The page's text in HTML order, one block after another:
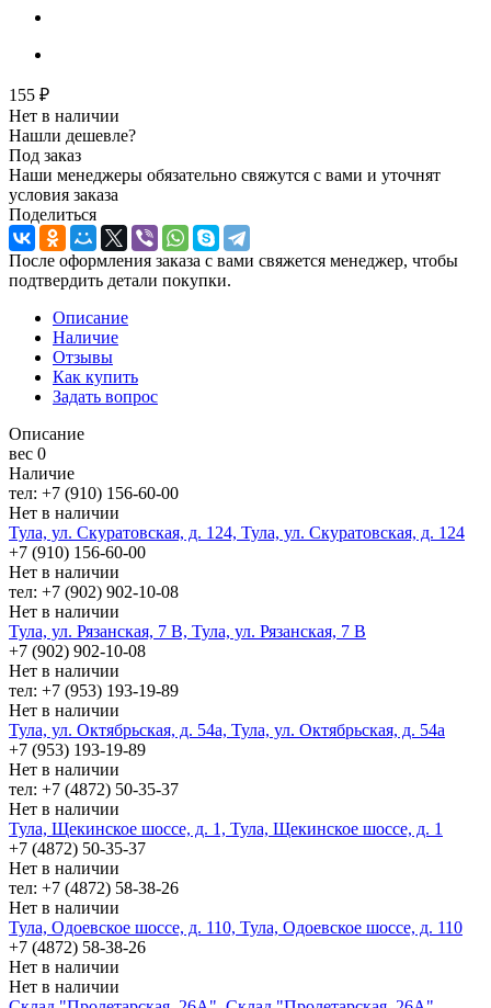
155 ₽
Нет в наличии
Нашли дешевле?
Под заказ
Наши менеджеры обязательно свяжутся с вами и уточнят
условия заказа
Поделиться
После оформления заказа с вами свяжется менеджер, чтобы
подтвердить детали покупки.
Описание
Наличие
Отзывы
Как купить
Задать вопрос
Описание
вес 0
Наличие
тел: +7 (910) 156-60-00
Нет в наличии
Тула, ул. Скуратовская, д. 124, Тула, ул. Скуратовская, д. 124
+7 (910) 156-60-00
Нет в наличии
тел: +7 (902) 902-10-08
Нет в наличии
Тула, ул. Рязанская, 7 В, Тула, ул. Рязанская, 7 В
+7 (902) 902-10-08
Нет в наличии
тел: +7 (953) 193-19-89
Нет в наличии
Тула, ул. Октябрьская, д. 54а, Тула, ул. Октябрьская, д. 54а
+7 (953) 193-19-89
Нет в наличии
тел: +7 (4872) 50-35-37
Нет в наличии
Тула, Щекинское шоссе, д. 1, Тула, Щекинское шоссе, д. 1
+7 (4872) 50-35-37
Нет в наличии
тел: +7 (4872) 58-38-26
Нет в наличии
Тула, Одоевское шоссе, д. 110, Тула, Одоевское шоссе, д. 110
+7 (4872) 58-38-26
Нет в наличии
Нет в наличии